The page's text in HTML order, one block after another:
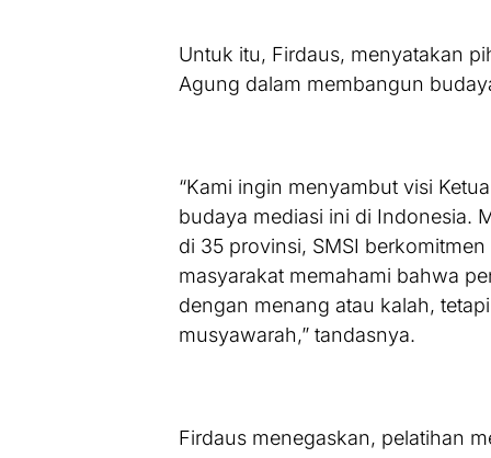
Untuk itu, Firdaus, menyatakan
Agung dalam membangun
“Kami ingin menyambut visi
budaya mediasi ini di Indonesia.
di 35 provinsi, SMSI
masyarakat memahami bahwa
dengan menang atau kalah,
musyawarah,” tandasnya.
Firdaus menegaskan, pelatihan